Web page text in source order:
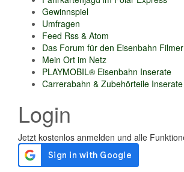
Gewinnspiel
Umfragen
Feed Rss & Atom
Das Forum für den Eisenbahn Filmer
Mein Ort im Netz
PLAYMOBIL® Eisenbahn Inserate
Carrerabahn & Zubehörteile Inserate
Login